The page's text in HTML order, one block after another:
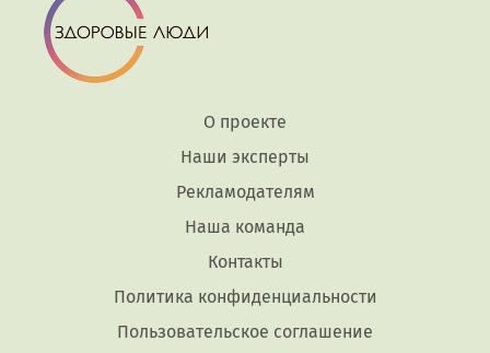
О проекте
Наши эксперты
Рекламодателям
Наша команда
Контакты
Политика конфиденциальности
Пользовательское соглашение